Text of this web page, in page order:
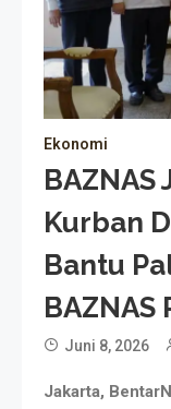
Ekonomi
BAZNAS
Kurban
Bantu
BAZNAS
Juni 8, 2026
Jakarta,